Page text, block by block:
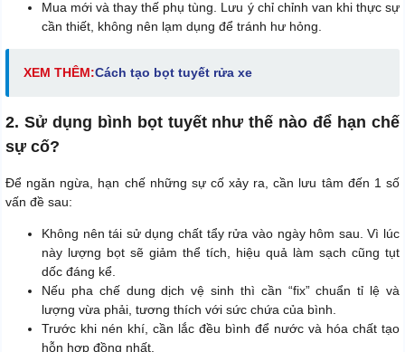
Mua mới và thay thế phụ tùng. Lưu ý chỉ chỉnh van khi thực sự
cần thiết, không nên lạm dụng để tránh hư hỏng.
XEM THÊM:Cách tạo bọt tuyết rửa xe
2. Sử dụng bình bọt tuyết như thế nào để hạn chế
sự cố?
Để ngăn ngừa, hạn chế những sự cố xảy ra, cần lưu tâm đến 1 số
vấn đề sau:
Không nên tái sử dụng chất tẩy rửa vào ngày hôm sau. Vì lúc
này lượng bọt sẽ giảm thể tích, hiệu quả làm sạch cũng tụt
dốc đáng kể.
Nếu pha chế dung dịch vệ sinh thì cần “fix” chuẩn tỉ lệ và
lượng vừa phải, tương thích với sức chứa của bình.
Trước khi nén khí, cần lắc đều bình để nước và hóa chất tạo
hỗn hợp đồng nhất.